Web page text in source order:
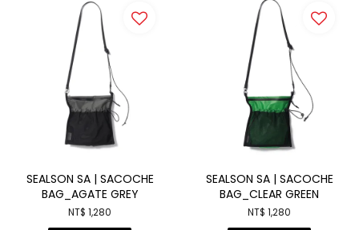
SEALSON SA | SACOCHE
BAG_AGATE GREY
NT$ 1,280
SEALSON SA | SACOCHE
BAG_CLEAR GREEN
NT$ 1,280